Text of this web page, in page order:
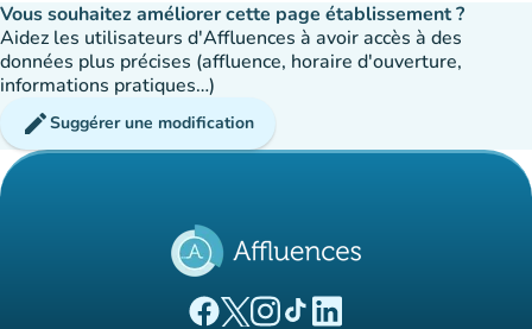
Vous souhaitez améliorer cette page établissement ?
Aidez les utilisateurs d'Affluences à avoir accès à des
données plus précises (affluence, horaire d'ouverture,
informations pratiques…)
editSuggérer une modification
(nouvel onglet)
(nouvel onglet)
(nouvel onglet)
(nouvel onglet)